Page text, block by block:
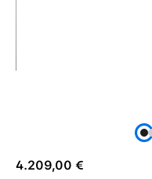
Regulärer Preis:
4.209,00 €